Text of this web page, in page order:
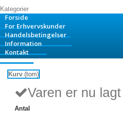
Kategorier
Forside
For Erhvervskunder
Handelsbetingelser
Information
Kontakt
Kurv (tom)
Varen er nu
Antal